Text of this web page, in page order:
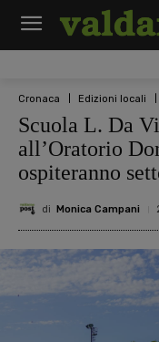
Cronaca Edizioni locali
Scuola L. Da
all’Oratorio
ospiteranno
di Monica Campani